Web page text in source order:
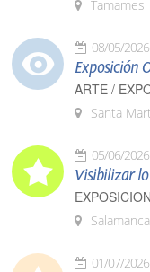
Tamames
08/05/2026
Exposición
ARTE /
Santa
05/06/2026
Visibilizar
Salamanca
01/07/2026